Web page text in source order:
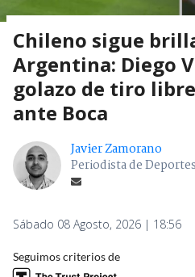
Chileno sigue
Argentina: Diego
golazo de tiro
ante Boca
Javier Zamorano
Periodista de
Sábado 08 Agosto, 2026 | 18:56
Seguimos criterios de